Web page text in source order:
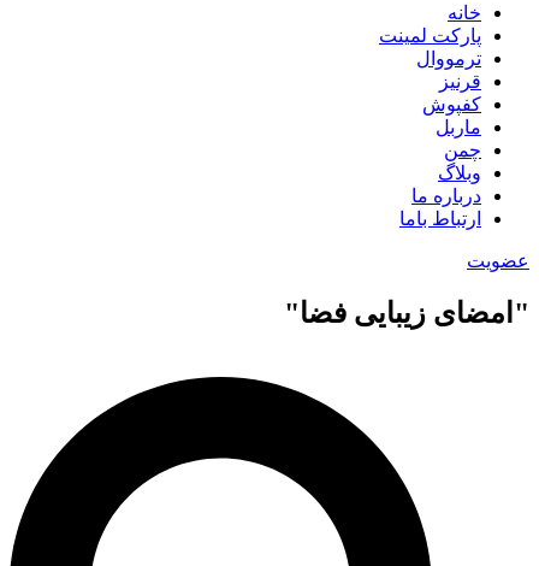
خانه
پارکت لمینت
ترمووال
قرنیز
کفپوش
ماربل
چمن
وبلاگ
درباره ما
ارتباط باما
عضویت
"امضای زیبایی فضا"